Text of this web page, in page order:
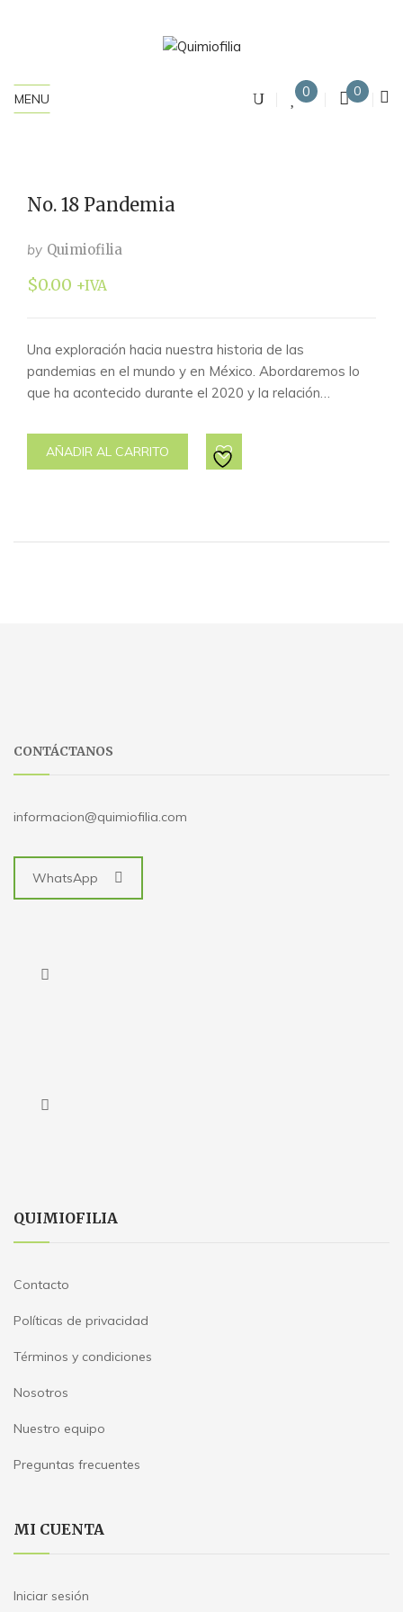
MENU 0 0
No. 18 Pandemia
by Quimiofilia
$0.00 +IVA
Una exploración hacia nuestra historia de las
pandemias en el mundo y en México. Abordaremos lo
que ha acontecido durante el 2020 y la relación…
AÑADIR AL CARRITO
CONTÁCTANOS
informacion@quimiofilia.com
WhatsApp
QUIMIOFILIA
Contacto
Políticas de privacidad
Términos y condiciones
Nosotros
Nuestro equipo
Preguntas frecuentes
MI CUENTA
Iniciar sesión